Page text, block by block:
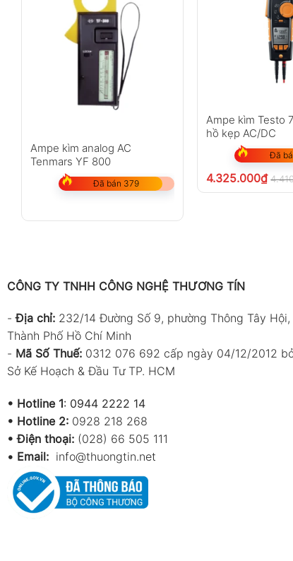
Ampe kìm analog AC
Tenmars YF 800
Đã bán 379
Ampe kìm Testo
hồ kẹp AC/DC
Đã
4.325.000₫
CÔNG TY TNHH CÔNG NGHỆ THƯƠNG TÍN
-Địa chỉ: 232/14 Đường Số 9, phường Thông Tây Hội,
Thành Phố Hồ Chí Minh
- Mã Số Thuế: 0312 076 692 cấp ngày 04/12/2012
Sở Kế Hoạch & Đầu Tư TP. HCM
• Hotline 1: 0944 2222 14
• Hotline 2: 0928 218 268
• Điện thoại: (028) 66 505 111
• Email: info@thuongtin.net